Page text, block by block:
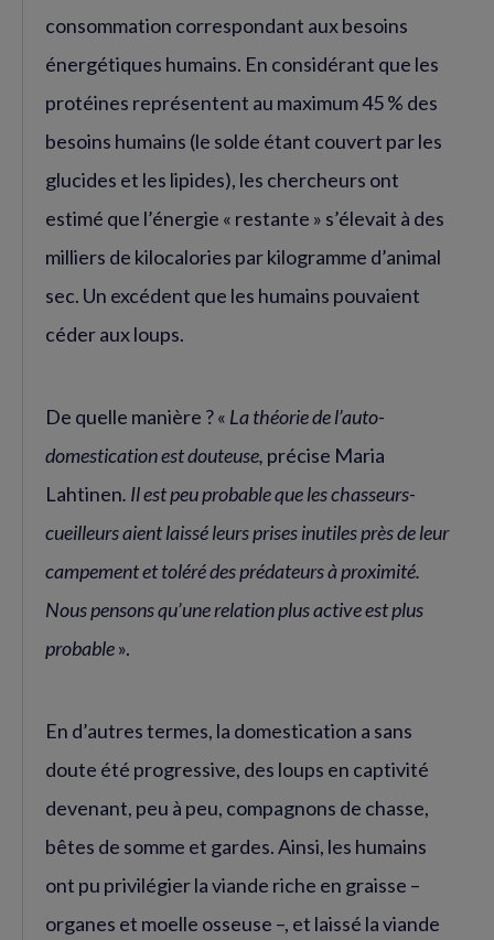
consommation correspondant aux besoins
énergétiques humains. En considérant que les
protéines représentent au maximum 45 % des
besoins humains (le solde étant couvert par les
glucides et les lipides), les chercheurs ont
estimé que l’énergie « restante » s’élevait à des
milliers de kilocalories par kilogramme d’animal
sec. Un excédent que les humains pouvaient
céder aux loups.
De quelle manière ? « La théorie de l’auto-
domestication est douteuse, précise Maria
Lahtinen. Il est peu probable que les chasseurs-
cueilleurs aient laissé leurs prises inutiles près de leur
campement et toléré des prédateurs à proximité.
Nous pensons qu’une relation plus active est plus
probable».
En d’autres termes, la domestication a sans
doute été progressive, des loups en captivité
devenant, peu à peu, compagnons de chasse,
bêtes de somme et gardes. Ainsi, les humains
ont pu privilégier la viande riche en graisse –
organes et moelle osseuse –, et laissé la viande